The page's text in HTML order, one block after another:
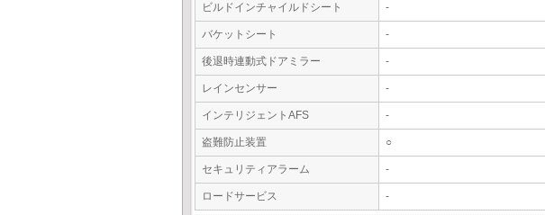
ビルドインチャイルドシート -
バケットシート -
後退時連動式ドアミラー -
レインセンサー -
インテリジェントAFS -
盗難防止装置 ○
セキュリティアラーム -
ロードサービス -